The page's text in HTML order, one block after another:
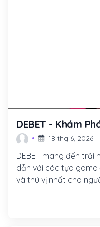
DEBET - Khám
Tuyến Đầy Kỳ Diệu
18 thg 6, 2026
DEBET mang đến
dẫn với các tựa
và thú vị nhất cho